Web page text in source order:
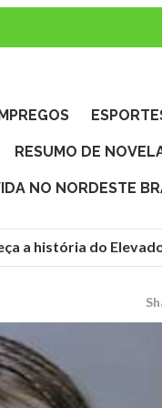
RESUMO DE
NO NORDESTE
a história do